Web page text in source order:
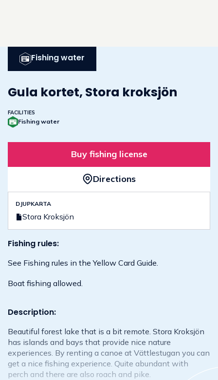
Fishing water
Gula kortet, Stora kroksjön
FACILITIES
Fishing water
Buy fishing license
Directions
DJUPKARTA
Stora Kroksjön
Fishing rules:
See Fishing rules in the Yellow Card Guide.
Boat fishing allowed.
Description:
Beautiful forest lake that is a bit remote. Stora Kroksjön
has islands and bays that provide nice nature
experiences. By renting a canoe at Vättlestugan you can
get a nice fishing experience. Quite abundant with
perch and there are also roach and pike.